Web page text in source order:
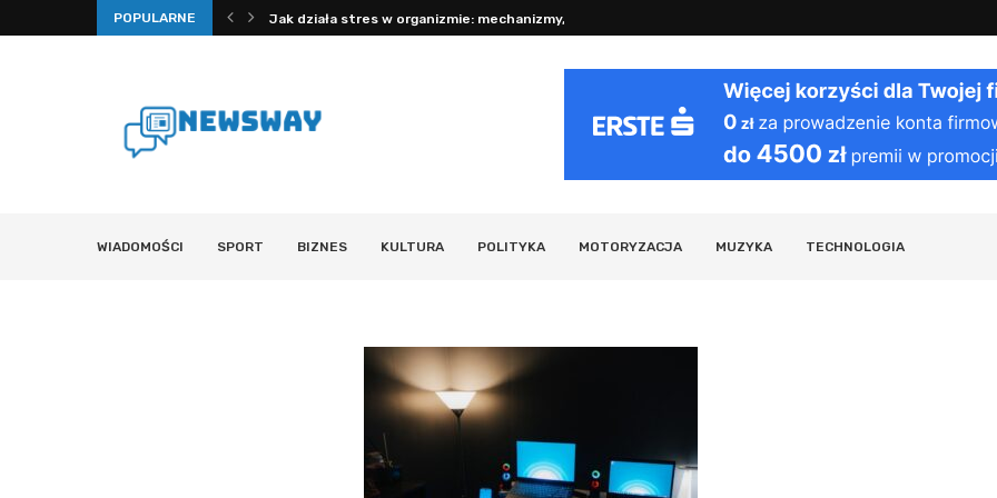
POPULARNE
kroku: jak redukować stres... Jak działa stres w organizmie: mechanizmy, fizjologia i...
WIADOMOŚCI SPORT BIZNES KULTURA POLITYKA MOTORYZACJA MUZYKA TECHNOLOGIA